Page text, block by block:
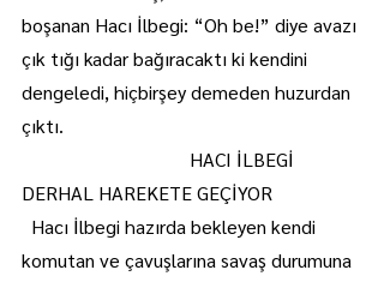
boşanan Hacı İlbegi: “Oh be!” diye avazı
çık tığı kadar bağıracaktı ki kendini
dengeledi, hiçbirşey demeden huzurdan
çıktı.
HACI İLBEGİ
DERHAL HAREKETE GEÇİYOR
Hacı İlbegi hazırda bekleyen kendi
komutan ve çavuşlarına savaş durumuna